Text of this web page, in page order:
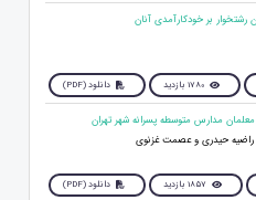
1780 بازدید دانلود (PDF)
راضیه حیدری و عصمت غزنوی
1857 بازدید دانلود (PDF)